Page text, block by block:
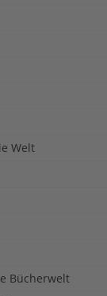
Welt
Bücherwelt